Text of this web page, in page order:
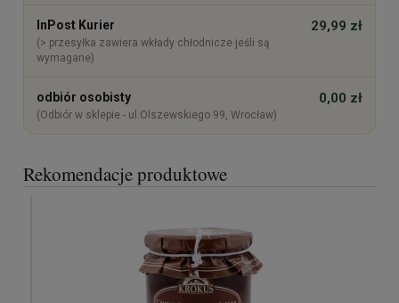
InPost Kurier
(> przesyłka zawiera wkłady chłodnicze jeśli są
wymagane)
29,99 zł
odbiór osobisty
(Odbiór w sklepie - ul.Olszewskiego 99, Wrocław)
0,00 zł
Rekomendacje produktowe